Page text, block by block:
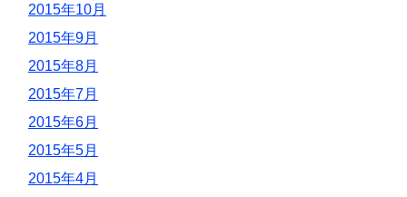
2015年10月
2015年9月
2015年8月
2015年7月
2015年6月
2015年5月
2015年4月